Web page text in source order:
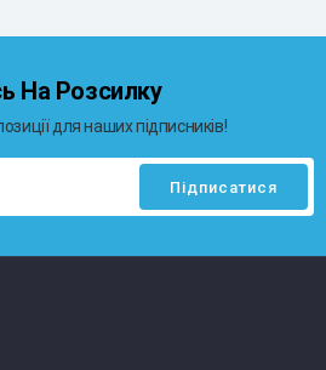
На Розсилку
для наших підписників!